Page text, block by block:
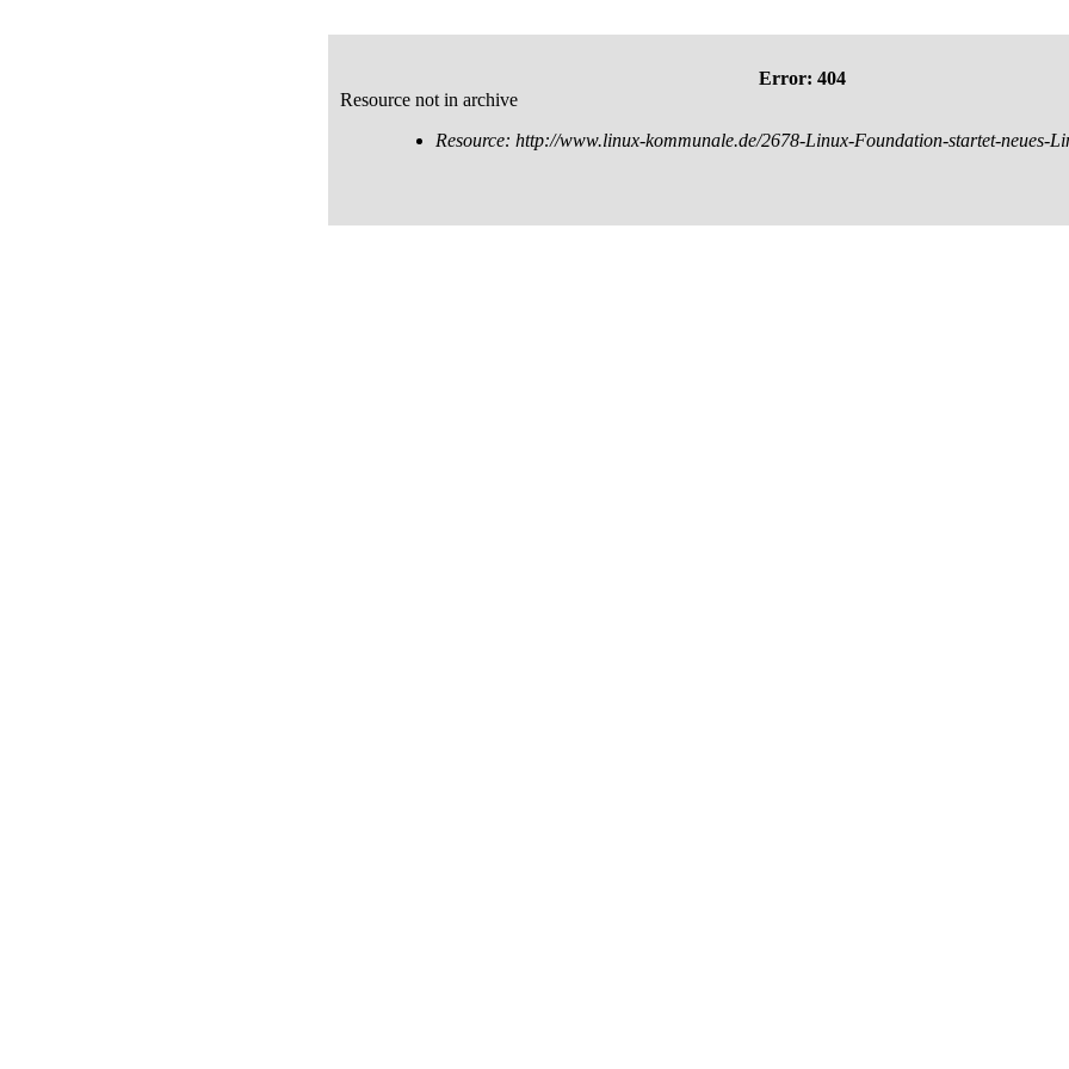
Error: 404
Resource not in archive
Resource: http://www.linux-kommunale.de/2678-Linux-Foundation-startet-neues-